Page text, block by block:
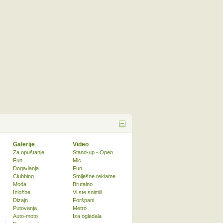
Galerije
Za opuštanje
Fun
Događanja
Clubbing
Moda
Izložbe
Dizajn
Putovanja
Auto-moto
Video
Stand-up - Open
Mic
Fun
Smiješne reklame
Brutalno
Vi ste snimili
Foršpani
Metro
Iza ogledala